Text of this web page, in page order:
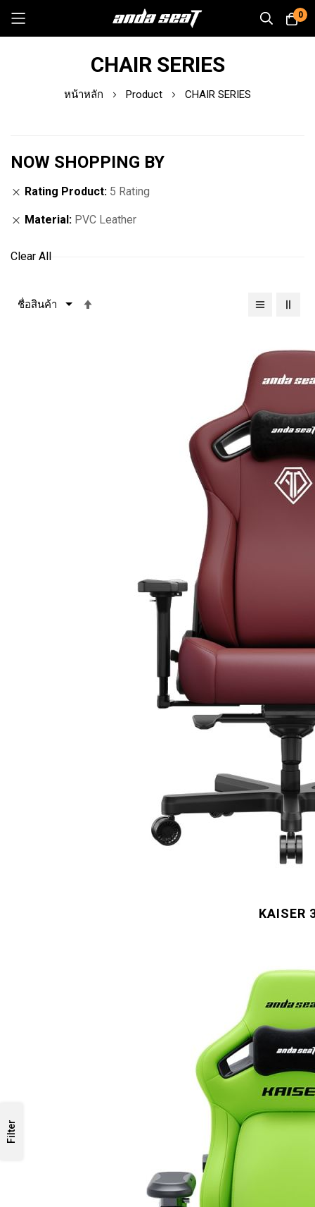
0
CHAIR SERIES
หน้าหลัก Product CHAIR SERIES
KAISER
Filter
NOW SHOPPING BY
Rating Product 5 Rating
Material PVC Leather
Clear All